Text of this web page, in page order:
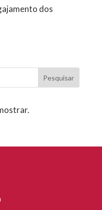
dos
Pesquisar